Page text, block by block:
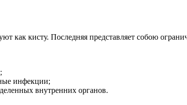
как кисту. Последняя представляет собою
инфекции;
внутренних органов.